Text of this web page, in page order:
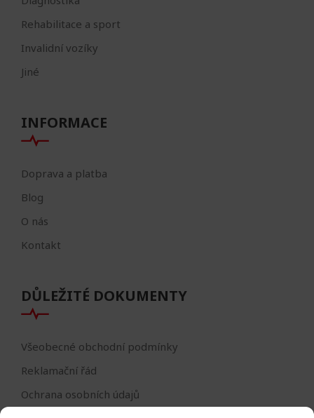
Rehabilitace a sport
Invalidní vozíky
Jiné
INFORMACE
Doprava a platba
Blog
O nás
Kontakt
DŮLEŽITÉ DOKUMENTY
Všeobecné obchodní podmínky
Reklamační řád
Ochrana osobních údajů